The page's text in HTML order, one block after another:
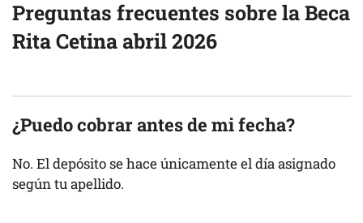
Preguntas frecuentes sobre la Beca
Rita Cetina abril 2026
¿Puedo cobrar antes de mi fecha?
No. El depósito se hace únicamente el día asignado
según tu apellido.